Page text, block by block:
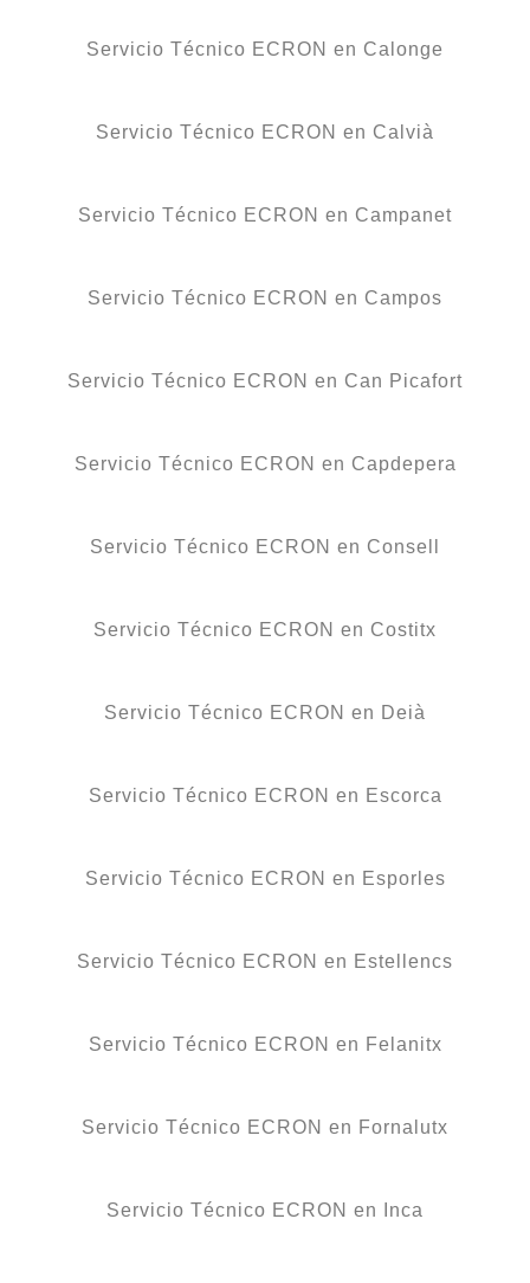
Servicio Técnico ECRON en Calonge
Servicio Técnico ECRON en Calvià
Servicio Técnico ECRON en Campanet
Servicio Técnico ECRON en Campos
Servicio Técnico ECRON en Can Picafort
Servicio Técnico ECRON en Capdepera
Servicio Técnico ECRON en Consell
Servicio Técnico ECRON en Costitx
Servicio Técnico ECRON en Deià
Servicio Técnico ECRON en Escorca
Servicio Técnico ECRON en Esporles
Servicio Técnico ECRON en Estellencs
Servicio Técnico ECRON en Felanitx
Servicio Técnico ECRON en Fornalutx
Servicio Técnico ECRON en Inca